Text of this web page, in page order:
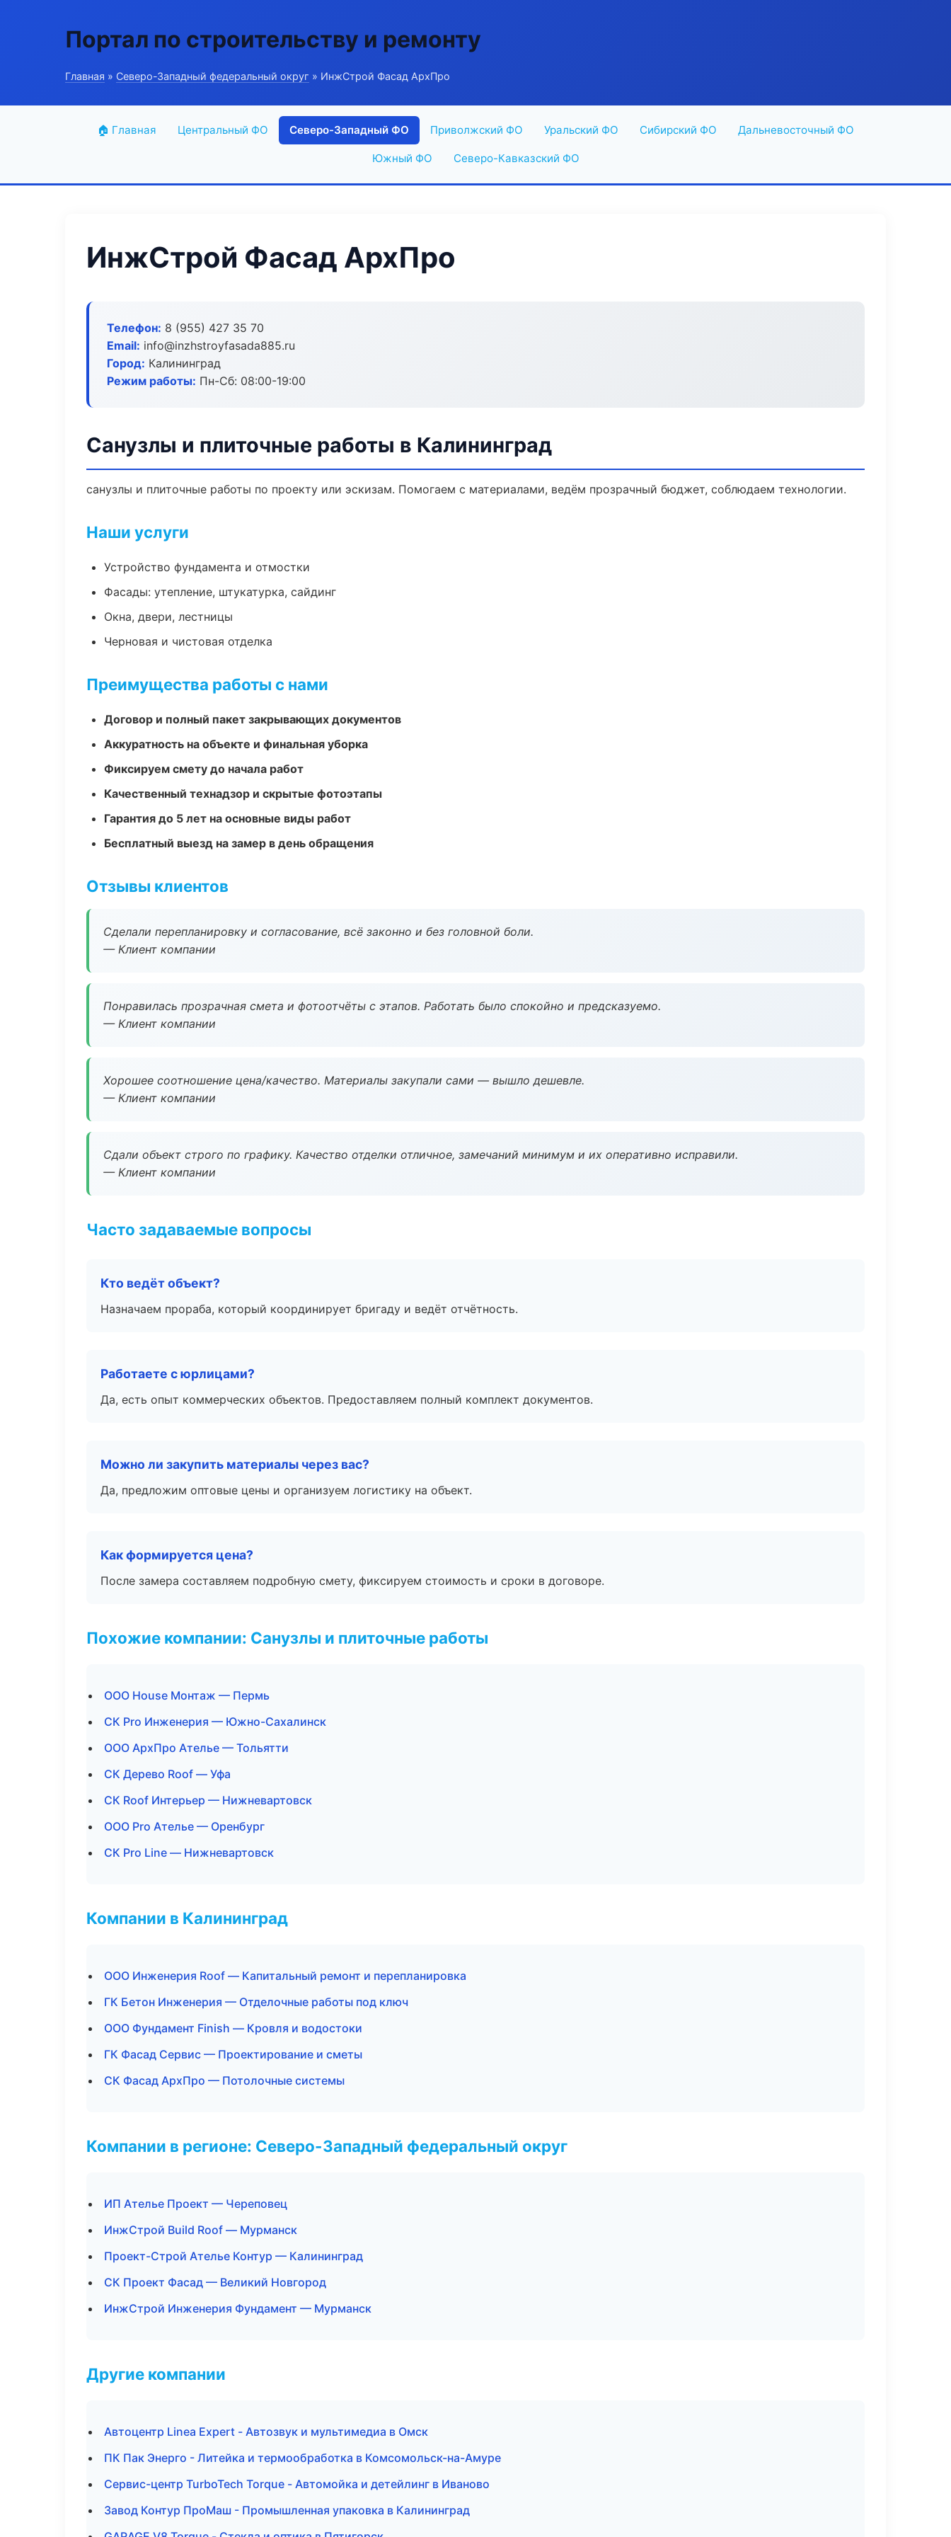
Портал по строительству и ремонту
Главная » Северо-Западный федеральный округ » ИнжСтрой Фасад АрхПро
🏠 Главная Центральный ФО Северо-Западный ФО Приволжский ФО Уральский ФО Сибирский ФО Дальневосточный ФО
Южный ФО Северо-Кавказский ФО
ИнжСтрой Фасад АрхПро
Телефон: 8 (955) 427 35 70
Email: info@inzhstroyfasada885.ru
Город: Калининград
Режим работы: Пн-Сб: 08:00-19:00
Санузлы и плиточные работы в Калининград
санузлы и плиточные работы по проекту или эскизам. Помогаем с материалами, ведём прозрачный бюджет, соблюдаем технологии.
Наши услуги
Устройство фундамента и отмостки
Фасады: утепление, штукатурка, сайдинг
Окна, двери, лестницы
Черновая и чистовая отделка
Преимущества работы с нами
Договор и полный пакет закрывающих документов
Аккуратность на объекте и финальная уборка
Фиксируем смету до начала работ
Качественный технадзор и скрытые фотоэтапы
Гарантия до 5 лет на основные виды работ
Бесплатный выезд на замер в день обращения
Отзывы клиентов
Сделали перепланировку и согласование, всё законно и без головной боли.
— Клиент компании
Понравилась прозрачная смета и фотоотчёты с этапов. Работать было спокойно и предсказуемо.
— Клиент компании
Хорошее соотношение цена/качество. Материалы закупали сами — вышло дешевле.
— Клиент компании
Сдали объект строго по графику. Качество отделки отличное, замечаний минимум и их оперативно исправили.
— Клиент компании
Часто задаваемые вопросы
Кто ведёт объект?
Назначаем прораба, который координирует бригаду и ведёт отчётность.
Работаете с юрлицами?
Да, есть опыт коммерческих объектов. Предоставляем полный комплект документов.
Можно ли закупить материалы через вас?
Да, предложим оптовые цены и организуем логистику на объект.
Как формируется цена?
После замера составляем подробную смету, фиксируем стоимость и сроки в договоре.
Похожие компании: Санузлы и плиточные работы
ООО House Монтаж — Пермь
СК Pro Инженерия — Южно-Сахалинск
ООО АрхПро Ателье — Тольятти
СК Дерево Roof — Уфа
СК Roof Интерьер — Нижневартовск
ООО Pro Ателье — Оренбург
СК Pro Line — Нижневартовск
Компании в Калининград
ООО Инженерия Roof — Капитальный ремонт и перепланировка
ГК Бетон Инженерия — Отделочные работы под ключ
ООО Фундамент Finish — Кровля и водостоки
ГК Фасад Сервис — Проектирование и сметы
СК Фасад АрхПро — Потолочные системы
Компании в регионе: Северо-Западный федеральный округ
ИП Ателье Проект — Череповец
ИнжСтрой Build Roof — Мурманск
Проект-Строй Ателье Контур — Калининград
СК Проект Фасад — Великий Новгород
ИнжСтрой Инженерия Фундамент — Мурманск
Другие компании
Автоцентр Linea Expert - Автозвук и мультимедиа в Омск
ПК Пак Энерго - Литейка и термообработка в Комсомольск-на-Амуре
Сервис-центр TurboTech Torque - Автомойка и детейлинг в Иваново
Завод Контур ПроМаш - Промышленная упаковка в Калининград